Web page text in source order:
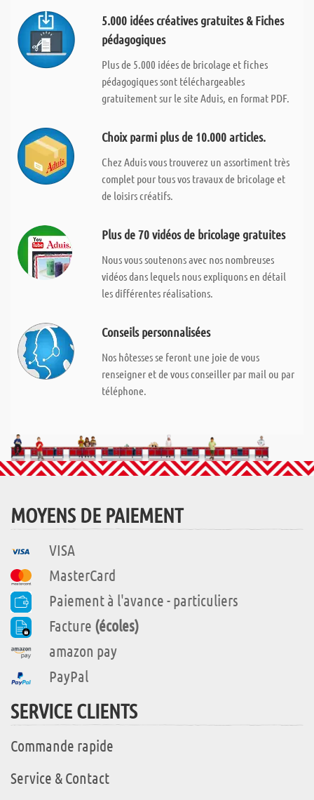
5.000 idées créatives gratuites & Fiches
pédagogiques
Plus de 5.000 idées de bricolage et fiches
pédagogiques sont téléchargeables
gratuitement sur le site Aduis, en format PDF.
Choix parmi plus de 10.000 articles.
Chez Aduis vous trouverez un assortiment très
complet pour tous vos travaux de bricolage et
de loisirs créatifs.
Plus de 70 vidéos de bricolage gratuites
Nous vous soutenons avec nos nombreuses
vidéos dans lequels nous expliquons en détail
les différentes réalisations.
Conseils personnalisées
Nos hôtesses se feront une joie de vous
renseigner et de vous conseiller par mail ou par
téléphone.
MOYENS DE PAIEMENT
VISA
MasterCard
Paiement à l'avance - particuliers
Facture (écoles)
amazon pay
PayPal
SERVICE CLIENTS
Commande rapide
Service & Contact